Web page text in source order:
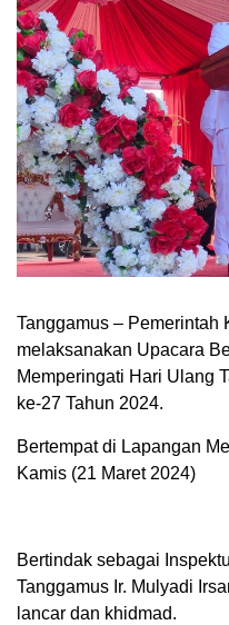
Tanggamus – Pemerintah
melaksanakan Upacara
Memperingati Hari Ulang
ke-27 Tahun 2024.
Bertempat di Lapangan
Kamis (21 Maret 2024)
Bertindak sebagai
Tanggamus Ir. Mulyadi
lancar dan khidmad.